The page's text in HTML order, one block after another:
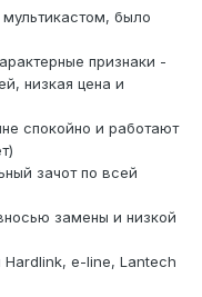
было
признаки -
низкая цена и
спокойно и работают
зачот по всей
замены и низкой
e-line, Lantech